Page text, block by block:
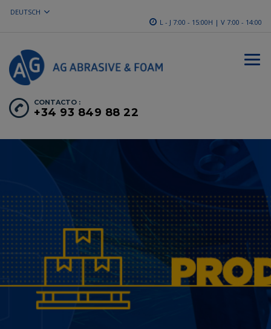
DEUTSCH
L - J 7:00 - 15:00H | V 7:00 - 14:00
CONTACTO :
+34 93 849 88 22